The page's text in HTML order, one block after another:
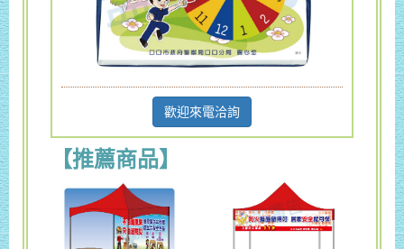
歡迎來電洽詢
【推薦商品】